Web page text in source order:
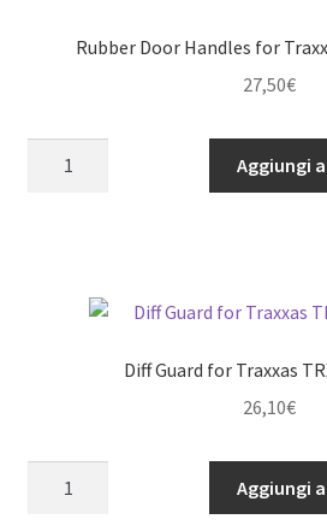
Rubber Door Handles for
27,50€
Aggiungi
Diff Guard for Traxxas
26,10€
Aggiungi